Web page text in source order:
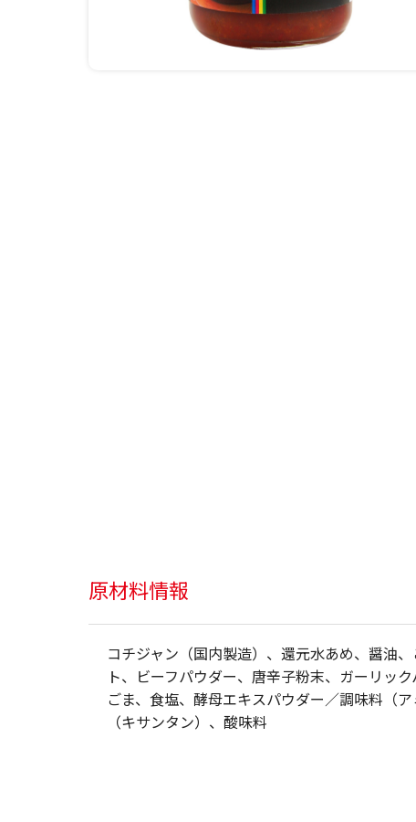
原材料情報
コチジャン（国内製造）、還元水あめ、醤油
ト、ビーフパウダー、唐辛子粉末、ガーリッ
ごま、食塩、酵母エキスパウダー／調味料（ア
（キサンタン）、酸味料